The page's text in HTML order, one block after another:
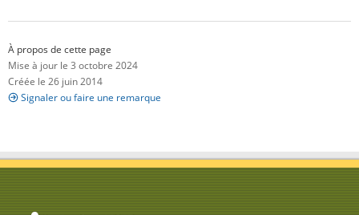
À propos de cette page
Mise à jour le 3 octobre 2024
Créée le 26 juin 2014
Signaler ou faire une remarque